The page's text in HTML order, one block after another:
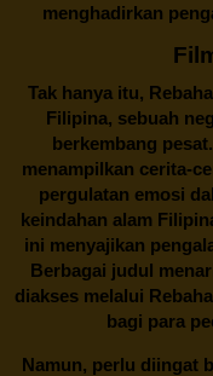
menghadirkan
Tak hanya itu,
Filipina, sebuah
berkembang
menampilkan cerita-
pergulatan emosi
keindahan alam
ini menyajikan
Berbagai judul
diakses melalui
bagi para
Namun, perlu diingat